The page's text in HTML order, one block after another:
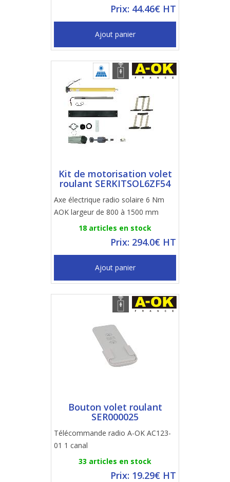
Prix: 44.46€ HT
Ajout panier
Kit de motorisation volet
roulant SERKITSOL6ZF54
Axe électrique radio solaire 6 Nm
AOK largeur de 800 à 1500 mm
18 articles en stock
Prix: 294.0€ HT
Ajout panier
Bouton volet roulant
SER000025
Télécommande radio A-OK AC123-
01 1 canal
33 articles en stock
Prix: 19.29€ HT